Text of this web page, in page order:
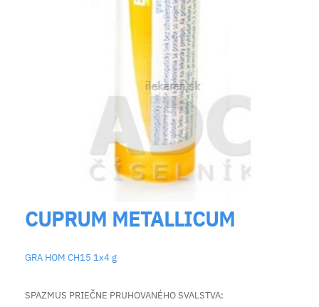
CUPRUM METALLICUM
GRA HOM CH15 1x4 g
SPAZMUS PRIEČNE PRUHOVANÉHO SVALSTVA: